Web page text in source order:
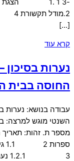
[…]
קרא עוד
נערות
החוסה בבית
עבודה בנושא: נערות
השנטי מוגש למרצה:
3 1.2.1 נערות בסיכון 4 1.2.2 טראומה […]